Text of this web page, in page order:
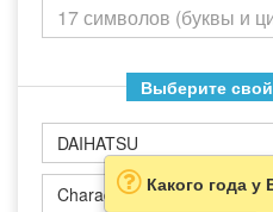
Выберите
DAIHATSU
Charade Какого года